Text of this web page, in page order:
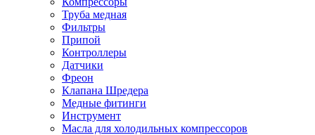
Труба медная
Фильтры
Припой
Контроллеры
Датчики
Фреон
Клапана Шредера
Медные фитинги
Инструмент
Масла для холодильных компрессоров